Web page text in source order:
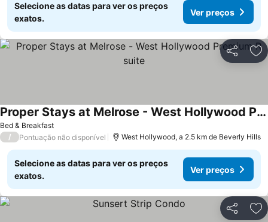
Selecione as datas para ver os preços
exatos.
Ver preços
Partilhar
Bed & Breakfast
Proper Stays at Melrose - West Hollywood Premium R suite
/ Pontuação não disponível West Hollywood, a 2.5 km de Beverly Hills
Selecione as datas para ver os preços
exatos.
Ver preços
Partilhar